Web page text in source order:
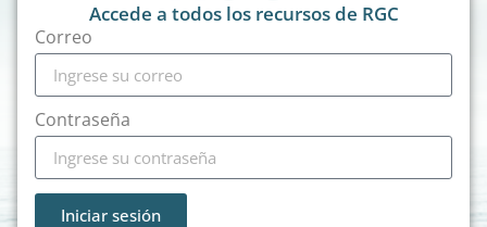
Accede a todos los recursos de RGC
Correo
Contraseña
Iniciar sesión